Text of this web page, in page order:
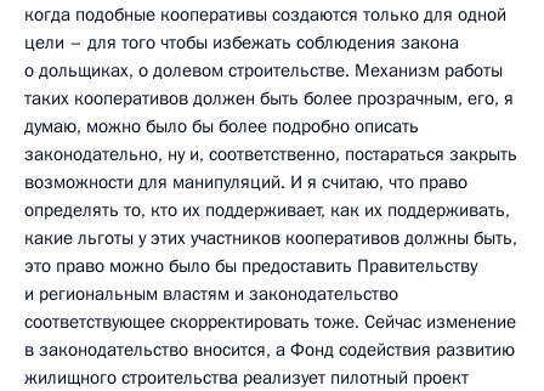
когда подобные кооперативы создаются только для одной
цели – для того чтобы избежать соблюдения закона
о дольщиках, о долевом строительстве. Механизм работы
таких кооперативов должен быть более прозрачным, его, я
думаю, можно было бы более подробно описать
законодательно, ну и, соответственно, постараться закрыть
возможности для манипуляций. И я считаю, что право
определять то, кто их поддерживает, как их поддерживать,
какие льготы у этих участников кооперативов должны быть,
это право можно было бы предоставить Правительству
и региональным властям и законодательство
соответствующее скорректировать тоже. Сейчас изменение
в законодательство вносится, а Фонд содействия развитию
жилищного строительства реализует пилотный проект